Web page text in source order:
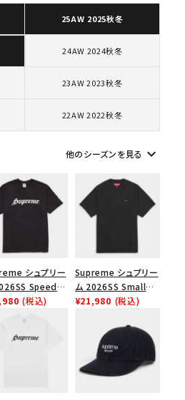
Tシャツ・ロングスリーブ
から探す
円
25AW 2025秋冬
24AW 2024秋冬
23AW 2023秋冬
22AW 2022秋冬
他のシーズンを見る keyboard_arrow_down
シュプリー
Speed
ピードTシャツ
(税込)
Supreme シュプリー
ム 2026SS Small
Box Tee スモールボ
¥21,980 (税込)